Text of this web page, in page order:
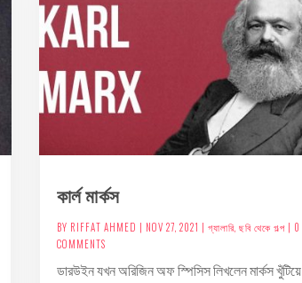
কার্ল মার্কস
BY RIFFAT AHMED | NOV 27, 2021 | গ্যালারি, ছবি থেকে গল্প| 0
COMMENTS
ডারউইন যখন অরিজিন অফ স্পিসিস লিখলেন মার্কস খুঁটিয়ে